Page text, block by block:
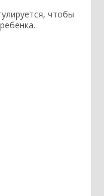
чтобы